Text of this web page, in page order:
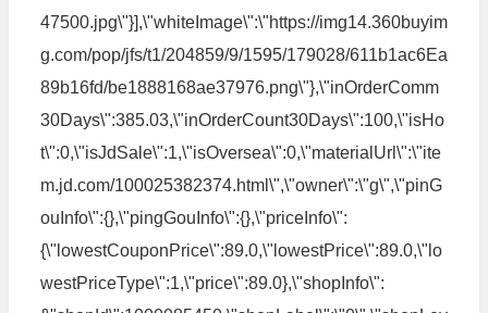
47500.jpg\"}],\"whiteImage\":\"https://img14.360buyim
g.com/pop/jfs/t1/204859/9/1595/179028/611b1ac6Ea
89b16fd/be1888168ae37976.png\"},\"inOrderComm
30Days\":385.03,\"inOrderCount30Days\":100,\"isHo
t\":0,\"isJdSale\":1,\"isOversea\":0,\"materialUrl\":\"ite
m.jd.com/100025382374.html\",\"owner\":\"g\",\"pinG
ouInfo\":{},\"pingGouInfo\":{},\"priceInfo\":
{\"lowestCouponPrice\":89.0,\"lowestPrice\":89.0,\"lo
westPriceType\":1,\"price\":89.0},\"shopInfo\":